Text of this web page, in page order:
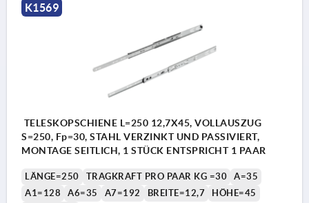
K1569
TELESKOPSCHIENE L=250 12,7X45, VOLLAUSZUG
S=250, Fp=30, STAHL VERZINKT UND PASSIVIERT,
MONTAGE SEITLICH, 1 STÜCK ENTSPRICHT 1 PAAR
LÄNGE=250 TRAGKRAFT PRO PAAR KG =30
A=35
A1=128
A6=35 A7=192 BREITE=12,7
HÖHE=45